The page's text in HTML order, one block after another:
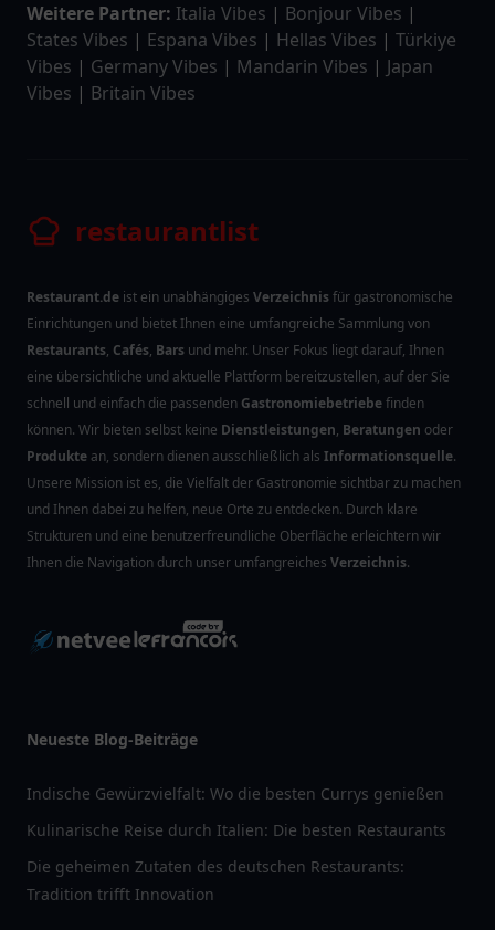
Weitere Partner: Italia Vibes | Bonjour Vibes |
States Vibes | Espana Vibes | Hellas Vibes | Türkiye
Vibes | Germany Vibes | Mandarin Vibes | Japan
Vibes | Britain Vibes
restaurantlist
Restaurant.de ist ein unabhängiges Verzeichnisfür gastronomische
Einrichtungen und bietet Ihnen eine umfangreiche Sammlung von
Restaurants, Cafés, Bars und mehr. Unser Fokus liegt darauf, Ihnen
eine übersichtliche und aktuelle Plattform bereitzustellen, auf der Sie
schnell und einfach die passenden Gastronomiebetriebefinden
können. Wir bieten selbst keine Dienstleistungen, Beratungen oder
Produkte an, sondern dienen ausschließlich als Informationsquelle.
Unsere Mission ist es, die Vielfalt der Gastronomie sichtbar zu machen
und Ihnen dabei zu helfen, neue Orte zu entdecken. Durch klare
Strukturen und eine benutzerfreundliche Oberfläche erleichtern wir
Ihnen die Navigation durch unser umfangreiches Verzeichnis.
Neueste Blog-Beiträge
Indische Gewürzvielfalt: Wo die besten Currys genießen
Kulinarische Reise durch Italien: Die besten Restaurants
Die geheimen Zutaten des deutschen Restaurants:
Tradition trifft Innovation